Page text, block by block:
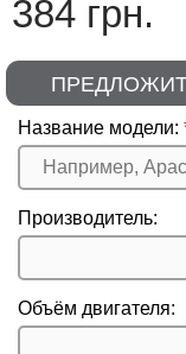
384 грн.
Название модели:
Производитель:
Объём двигателя: